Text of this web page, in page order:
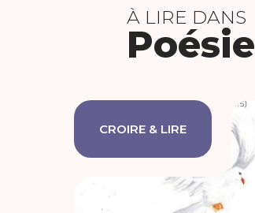
À LIRE DANS
Poésie
CROIRE & LIRE